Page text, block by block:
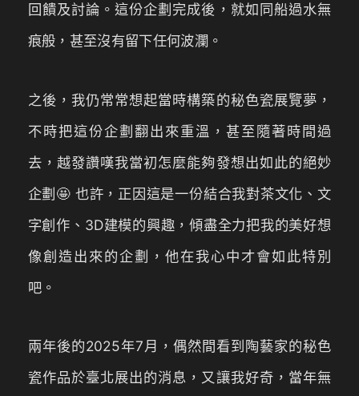
回饋及討論。這份企劃完成後，就如同船過水無
痕般，甚至沒有留下任何波瀾。
之後，我仍常常想起當時構築的秘色瓷展覽夢，
不時把這份企劃翻出來重溫，甚至隨著時間過
去，越發讚嘆我當初怎麼能夠發想出如此的絕妙
企劃🤩 也許，正因這是一份結合我對茶文化、文
字創作、3D建模的興趣，傾盡全力把我的美好想
像創造出來的企劃，他在我心中才會如此特別
吧。
兩年後的2025年7月，偶然間看到陶藝家的秘色
瓷作品於臺北展出的消息，又讓我好奇，當年無